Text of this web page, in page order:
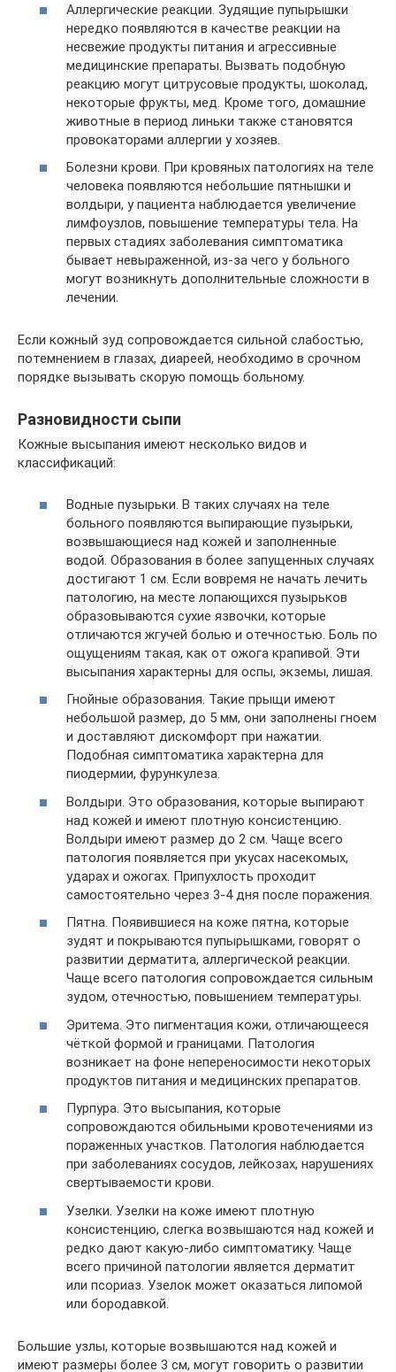
Аллергические реакции. Зудящие пупырышки
нередко появляются в качестве реакции на
несвежие продукты питания и агрессивные
медицинские препараты. Вызвать подобную
реакцию могут цитрусовые продукты, шоколад,
некоторые фрукты, мед. Кроме того, домашние
животные в период линьки также становятся
провокаторами аллергии у хозяев.
Болезни крови. При кровяных патологиях на теле
человека появляются небольшие пятнышки и
волдыри, у пациента наблюдается увеличение
лимфоузлов, повышение температуры тела. На
первых стадиях заболевания симптоматика
бывает невыраженной, из-за чего у больного
могут возникнуть дополнительные сложности в
лечении.
Если кожный зуд сопровождается сильной слабостью,
потемнением в глазах, диареей, необходимо в срочном
порядке вызывать скорую помощь больному.
Разновидности сыпи
Кожные высыпания имеют несколько видов и
классификаций:
Водные пузырьки. В таких случаях на теле
больного появляются выпирающие пузырьки,
возвышающиеся над кожей и заполненные
водой. Образования в более запущенных случаях
достигают 1 см. Если вовремя не начать лечить
патологию, на месте лопающихся пузырьков
образовываются сухие язвочки, которые
отличаются жгучей болью и отечностью. Боль по
ощущениям такая, как от ожога крапивой. Эти
высыпания характерны для оспы, экземы, лишая.
Гнойные образования. Такие прыщи имеют
небольшой размер, до 5 мм, они заполнены гноем
и доставляют дискомфорт при нажатии.
Подобная симптоматика характерна для
пиодермии, фурункулеза.
Волдыри. Это образования, которые выпирают
над кожей и имеют плотную консистенцию.
Волдыри имеют размер до 2 см. Чаще всего
патология появляется при укусах насекомых,
ударах и ожогах. Припухлость проходит
самостоятельно через 3-4 дня после поражения.
Пятна. Появившиеся на коже пятна, которые
зудят и покрываются пупырышками, говорят о
развитии дерматита, аллергической реакции.
Чаще всего патология сопровождается сильным
зудом, отечностью, повышением температуры.
Эритема. Это пигментация кожи, отличающееся
чёткой формой и границами. Патология
возникает на фоне непереносимости некоторых
продуктов питания и медицинских препаратов.
Пурпура. Это высыпания, которые
сопровождаются обильными кровотечениями из
пораженных участков. Патология наблюдается
при заболеваниях сосудов, лейкозах, нарушениях
свертываемости крови.
Узелки. Узелки на коже имеют плотную
консистенцию, слегка возвышаются над кожей и
редко дают какую-либо симптоматику. Чаще
всего причиной патологии является дерматит
или псориаз. Узелок может оказаться липомой
или бородавкой.
Большие узлы, которые возвышаются над кожей и
имеют размеры более 3 см, могут говорить о развитии